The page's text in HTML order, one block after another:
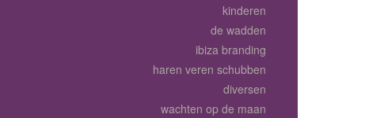
kinderen
de wadden
ibiza branding
haren veren schubben
diversen
wachten op de maan